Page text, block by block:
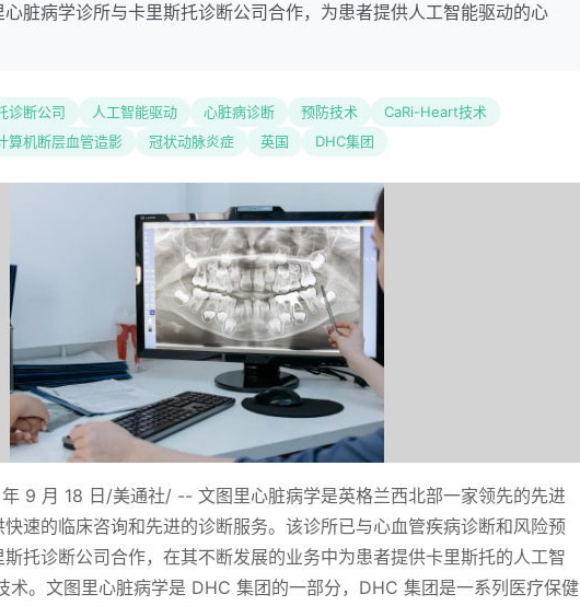
脏病学诊所与卡里斯托诊断公司合作，为患者提供人工智能驱动的心
诊断公司 人工智能驱动 心脏病诊断 预防技术
CaRi-Heart技术
算机断层血管造影 冠状动脉炎症 英国 DHC集团
9 月 18 日/美通社/ -- 文图里心脏病学是英格兰西北部一家领先的先进
速的临床咨询和先进的诊断服务。该诊所已与心血管疾病诊断和风险预
托诊断公司合作，在其不断发展的业务中为患者提供卡里斯托的人工智
。文图里心脏病学是 DHC 集团的一部分，DHC 集团是一系列医疗保健